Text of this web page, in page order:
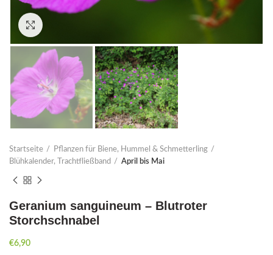
Startseite
Pflanzen für Biene, Hummel & Schmetterling
Blühkalender, Trachtfließband
April bis Mai
Geranium sanguineum – Blutroter
Storchschnabel
€6,90